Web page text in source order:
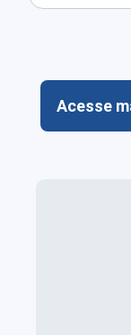
Acesse